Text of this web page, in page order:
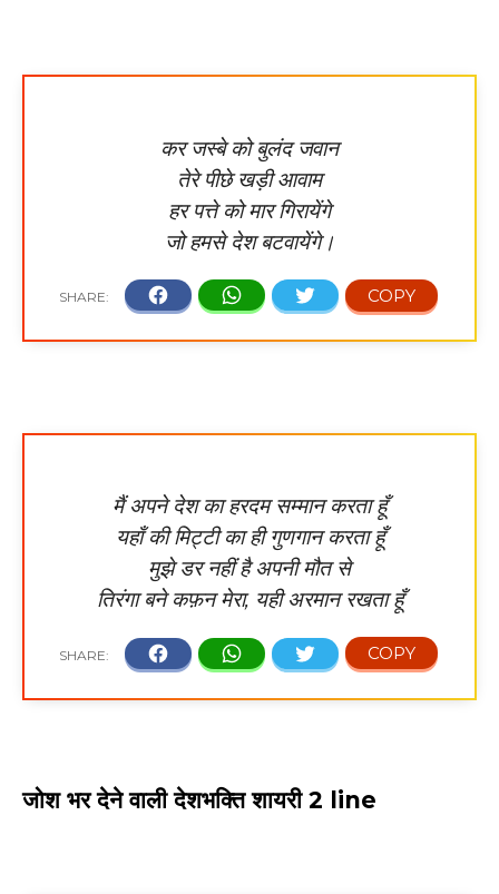
कर जस्बे को बुलंद जवान
तेरे पीछे खड़ी आवाम
हर पत्ते को मार गिरायेंगे
जो हमसे देश बटवायेंगे।
मैं अपने देश का हरदम सम्मान करता हूँ
यहाँ की मिट्टी का ही गुणगान करता हूँ
मुझे डर नहीं है अपनी मौत से
तिरंगा बने कफ़न मेरा, यही अरमान रखता हूँ
जोश भर देने वाली देशभक्ति शायरी 2 line